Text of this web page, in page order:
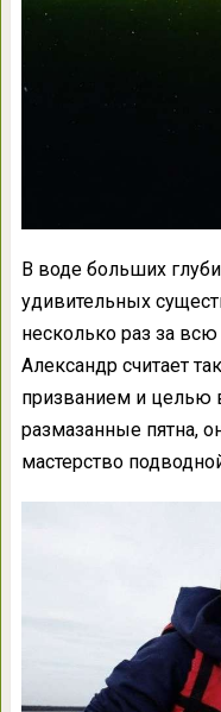
В воде больших
удивительных
несколько раз за
Александр считает
призванием и целью
размазанные пятна,
мастерство